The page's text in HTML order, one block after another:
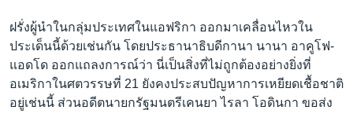
ฝรั่งผู้นำในกลุ่มประเทศในแอฟริกา ออกมาเคลื่อนไหวใน
ประเด็นนี้ด้วยเช่นกัน โดยประธานาธิบดีกานา นานา อาคูโฟ-
แอดโด ออกแถลงการณ์ว่า นี่เป็นสิ่งที่ไม่ถูกต้องอย่างยิ่งที่
อเมริกาในศตวรรษที่ 21 ยังคงประสบปัญหาการเหยียดเชื้อชาติ
อยู่เช่นนี้ ส่วนอดีตนายกรัฐมนตรีเคนยา ไรลา โอดินกา ขอส่ง